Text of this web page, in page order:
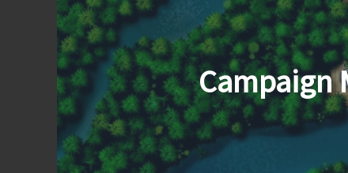
Campaign